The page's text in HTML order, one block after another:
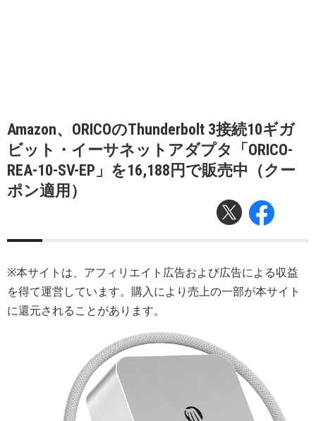
Amazon、ORICOのThunderbolt 3接続10ギガ
ビット・イーサネットアダプタ「ORICO-
REA-10-SV-EP」を16,188円で販売中（クー
ポン適用）
※本サイトは、アフィリエイト広告および広告による収益
を得て運営しています。購入により売上の一部が本サイト
に還元されることがあります。